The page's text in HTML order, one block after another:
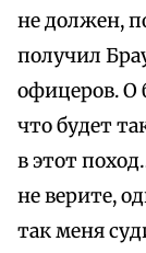
не должен,
получил
офицеров. О
что будет
в этот
не верите,
так меня